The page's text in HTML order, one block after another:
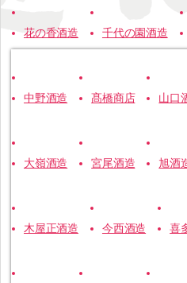
花の香酒造 千代の園酒造
中野酒造 髙橋商店 山口
大嶺酒造 宮尾酒造 旭酒
木屋正酒造 今西酒造 喜